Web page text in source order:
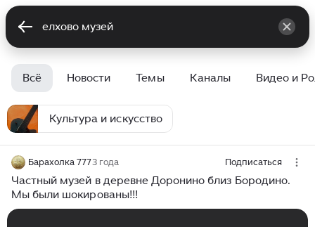
Всё Новости Темы Каналы Видео и
Культура и искусство
Барахолка 7773 года Подписаться
Частный музей в деревне Доронино близ Бородино.
Мы были шокированы!!!